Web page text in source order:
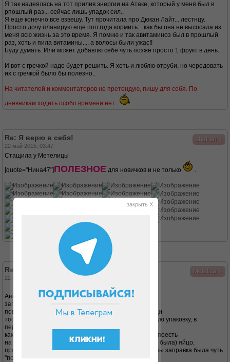
Я так надеялась на тот прилив энергии на Атаке, который у меня был в
рпошлый раз... сейчас лишь упадок сил..
Я еще конечно все взвешу. Тут прочитала про Дюкан Лайт... лестнцу.
Просто дочу планирую еще пол года кормить... как бы она не высосала из
меня всю жизнь за это время. Я помню и так авитаминоз был в прошлый
раз, хоть и пила витамины.... а волосы были ужас!!
Буду думать. Или может добавлю себе чуть позже просто 1 фрукт в день..
И вот с гречкой надо будет решить. Я хоть и люблю отруби, но чередовать
их с гречкой было бы полезно..
На читателей и комментаторов не претендую, пишу для себя. По
дневникам ходить особо времени нет..
shafran
Re: Я верю в себя!
22 май 2015, 03:47
Стащила у Метелицы
[quote="Нина47"]ПОЛЕЗНОЕ для новичков и не только .
Metelica
Re: Я верю в себя!
22 май 2015, 07:02
Анютка привет!
запиканка делается просто
помидор, сыр тофу, помидор все кладешь по очереди
тофу у меня не было я брала сиртаки лайт маленькую упаковку, в
перерасчете можно 1/3 этой коробки
как раз на всех троих членов семьи или на три раза поесть
на заправку творог 0 жирности (у меня простокваша была) яйцо,
праванские травки, но я еще добавила молочка чтобы заправка была чуть
"пожиже"
закрыть X